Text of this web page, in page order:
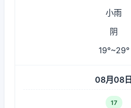
小雨
阴
19°~29°
08月08日
17